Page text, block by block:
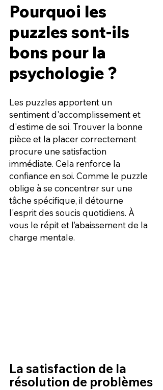
Pourquoi les
puzzles sont-ils
bons pour la
psychologie ?
Les puzzles apportent un
sentiment d'accomplissement et
d'estime de soi. Trouver la bonne
pièce et la placer correctement
procure une satisfaction
immédiate. Cela renforce la
confiance en soi. Comme le puzzle
oblige à se concentrer sur une
tâche spécifique, il détourne
l'esprit des soucis quotidiens. À
vous le répit et l’abaissement de la
charge mentale.
La satisfaction de la
résolution de problèmes